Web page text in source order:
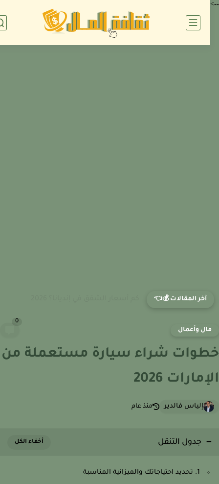
آخر المقالات 💰👈
وأعمال
شراء سيارة مستعملة من
2026
إلياس فالدير منذ عام
جدول التنقل
1. تحديد احتياجاتك والميزانية المناسبة